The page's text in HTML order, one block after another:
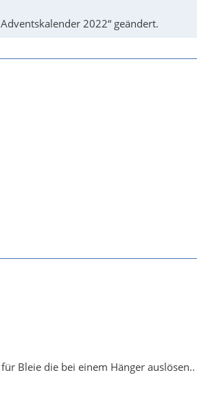
2022“ geändert.
Bleie die bei einem Hänger auslösen..